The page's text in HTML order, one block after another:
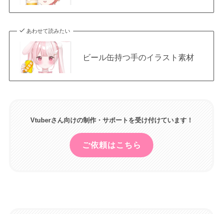
あわせて読みたい
ビール缶持つ手のイラスト素材
Vtuberさん向けの制作・サポートを受け付けています！
ご依頼はこちら